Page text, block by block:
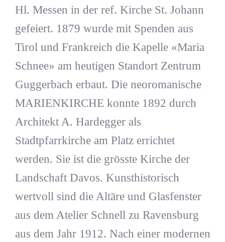
Hl. Messen in der ref. Kirche St. Johann
gefeiert. 1879 wurde mit Spenden aus
Tirol und Frankreich die Kapelle «Maria
Schnee» am heutigen Standort Zentrum
Guggerbach erbaut. Die neoromanische
MARIENKIRCHE konnte 1892 durch
Architekt A. Hardegger als
Stadtpfarrkirche am Platz errichtet
werden. Sie ist die grösste Kirche der
Landschaft Davos. Kunsthistorisch
wertvoll sind die Altäre und Glasfenster
aus dem Atelier Schnell zu Ravensburg
aus dem Jahr 1912. Nach einer modernen